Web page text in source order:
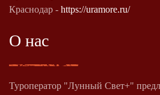
Краснодар - https://uramore.ru/
О нас
Туроператор "Лунный Свет+"